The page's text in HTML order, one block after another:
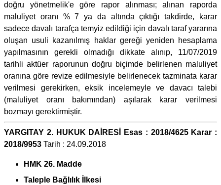
doğru yönetmelik'e göre rapor alınması; alınan raporda
maluliyet oranı % 7 ya da altında çıktığı takdirde, karar
sadece davalı tarafça temyiz edildiği için davalı taraf yararına
oluşan usuli kazanılmış haklar gereği yeniden hesaplama
yapılmasının gerekli olmadığı dikkate alınıp, 11/07/2019
tarihli aktüer raporunun doğru biçimde belirlenen maluliyet
oranına göre revize edilmesiyle belirlenecek tazminata karar
verilmesi gerekirken, eksik incelemeyle ve davacı talebi
(maluliyet oranı bakımından) aşılarak karar verilmesi
bozmayı gerektirmiştir.
YARGITAY 2. HUKUK DAİRESİ Esas : 2018/4625 Karar :
2018/9953 Tarih : 24.09.2018
HMK 26. Madde
Taleple Bağlılık İlkesi